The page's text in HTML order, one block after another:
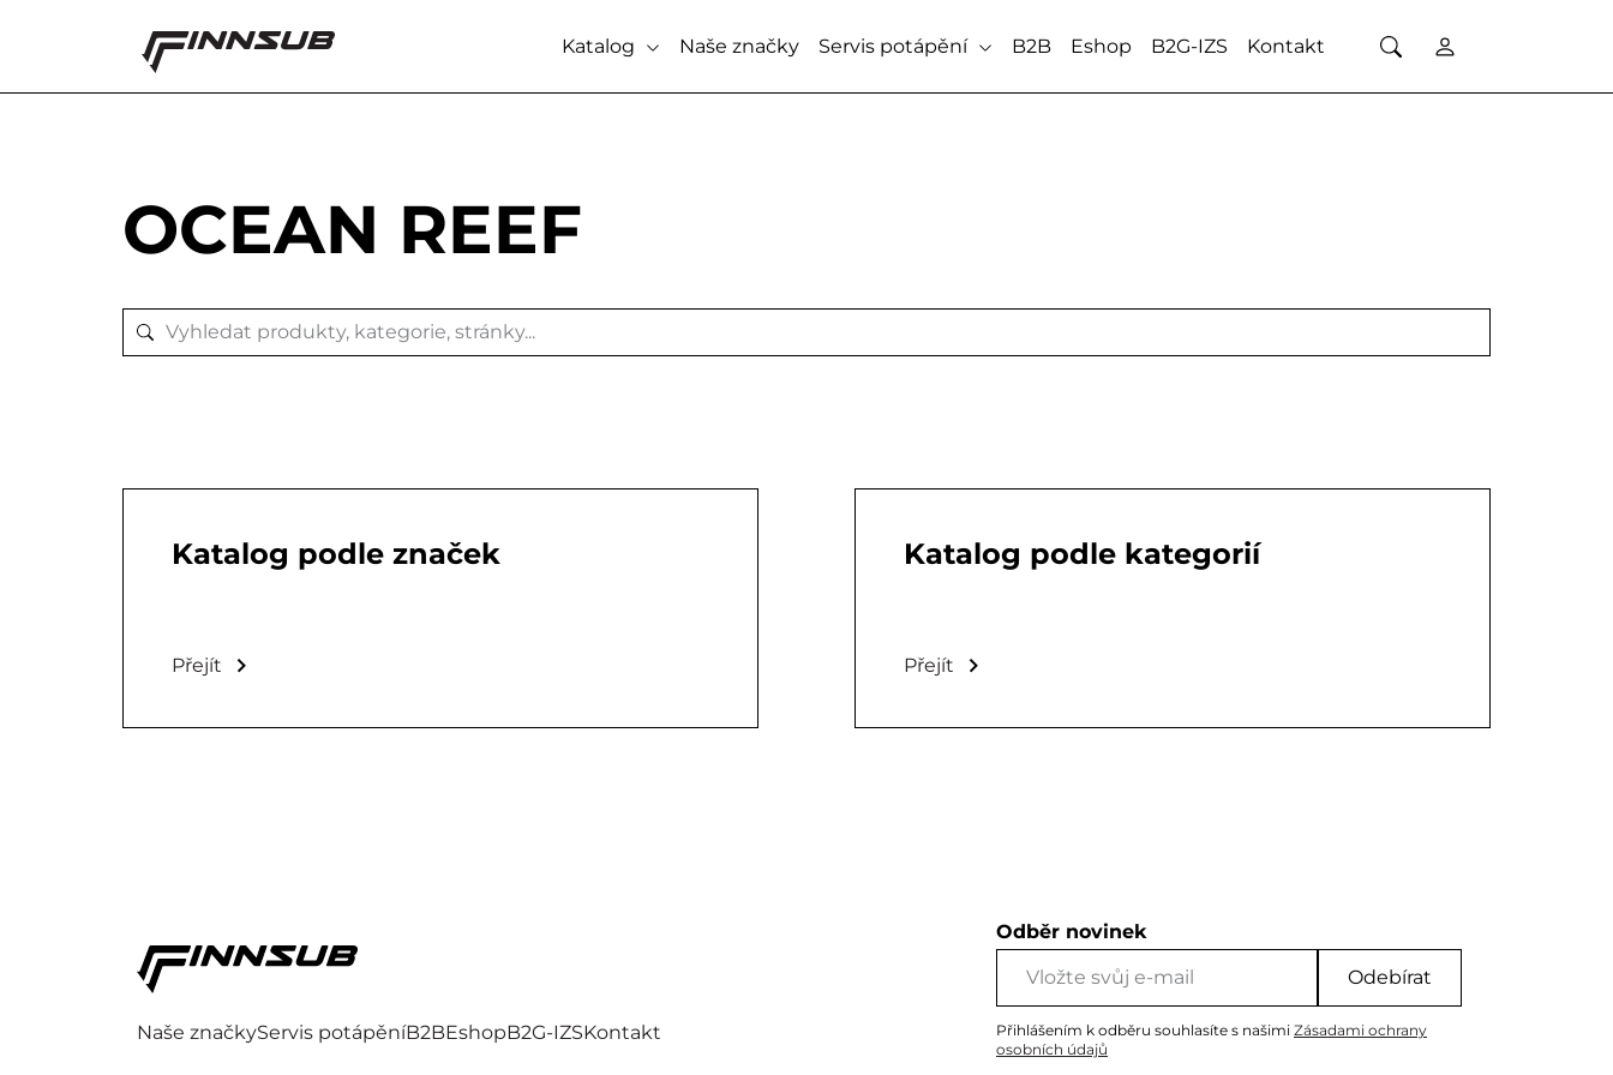
Katalog Naše značky Servis potápění B2B Eshop B2G-IZS Kontakt
OCEAN REEF
Katalog podle značek
Přejít
Katalog podle kategorií
Přejít
Naše značkyServis potápěníB2BEshopB2G-IZSKontakt
Odběr novinek
Odebírat
Přihlášením k odběru souhlasíte s našimi Zásadami ochrany
osobních údajů